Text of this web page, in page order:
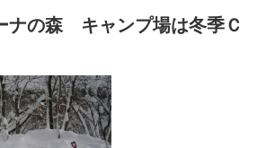
ナの森 キャンプ場は冬季Ｃ